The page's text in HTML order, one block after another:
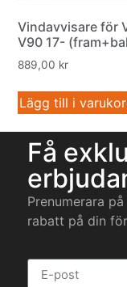
Vindavvisare för
V90 17-
889,00 kr
Lägg till i
Få
Prenumerara
rabatt på din